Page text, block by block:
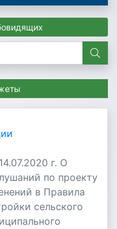
г. О
по проекту
в Правила
сельского